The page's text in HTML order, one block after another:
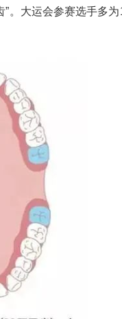
。大运会参赛选手多